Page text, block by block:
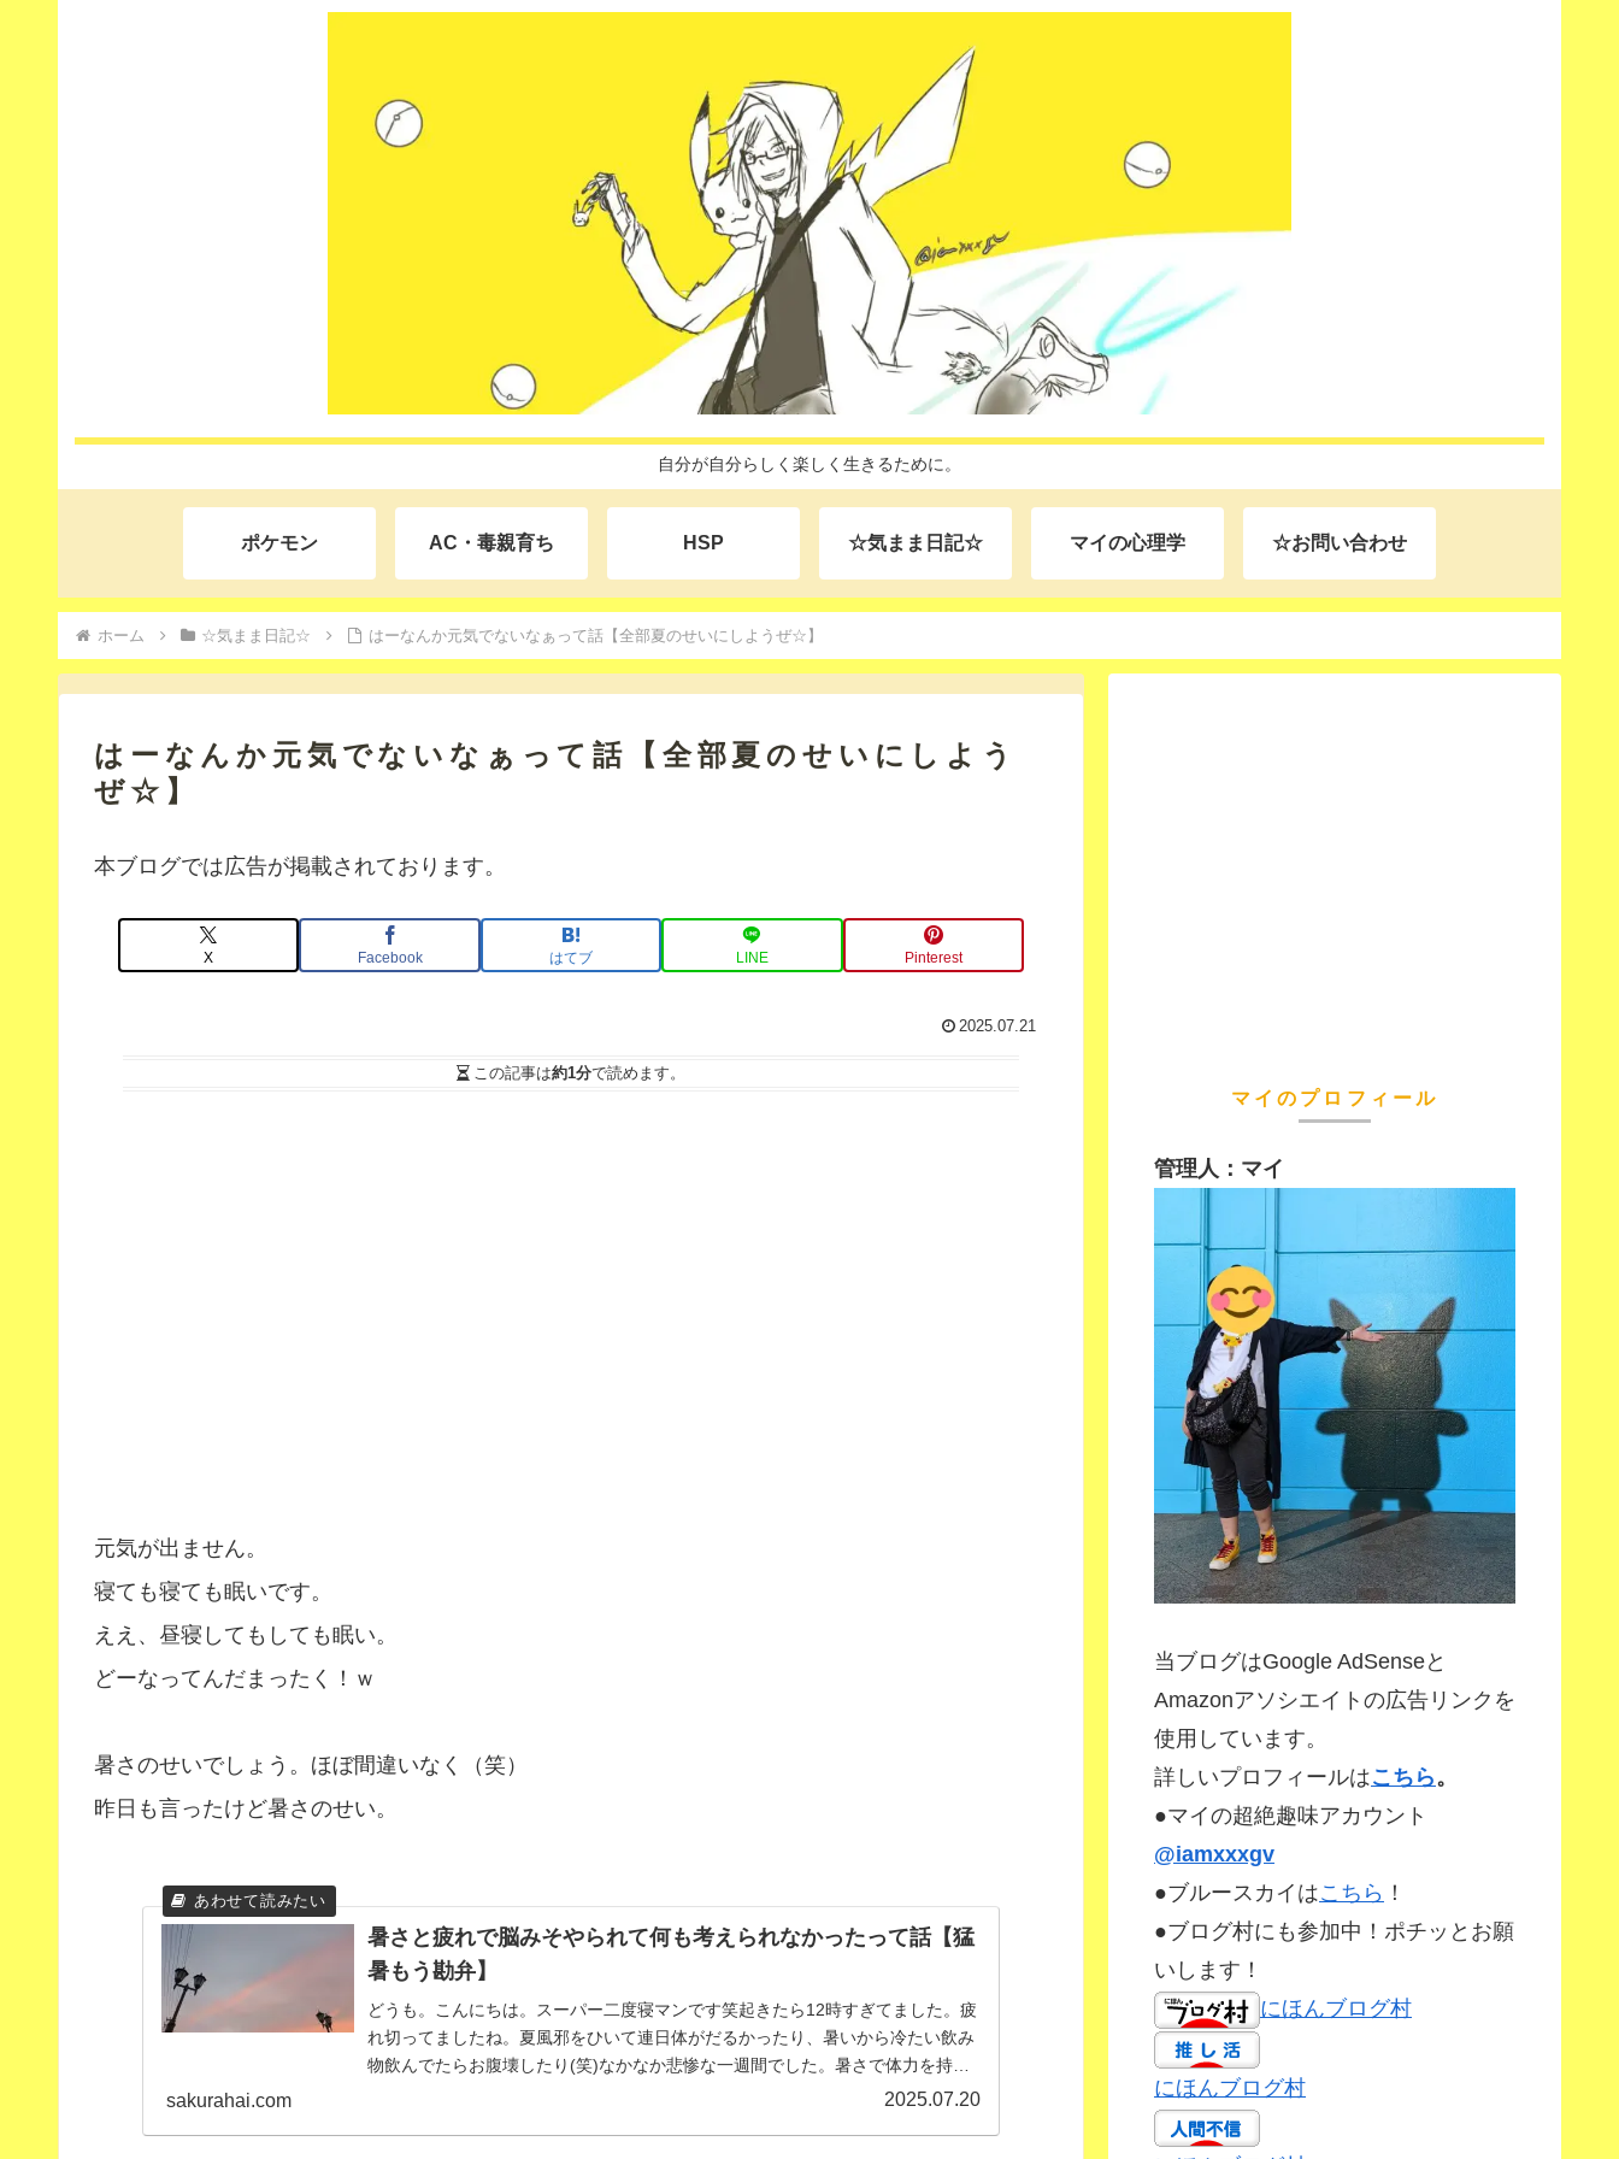
自分が自分らしく楽しく生きるために。
ポケモン AC・毒親育ち HSP ☆気まま日記☆ マイの心理学 ☆お問い合わせ
ホーム ☆気まま日記☆ はーなんか元気でないなぁって話【全部夏のせいにしようぜ☆】
はーなんか元気でないなぁって話【全部夏のせいにしよう
ぜ☆】
本ブログでは広告が掲載されております。
X Facebook はてブ LINE Pinterest
2025.07.21
この記事は約1分で読めます。
元気が出ません。
寝ても寝ても眠いです。
ええ、昼寝してもしても眠い。
どーなってんだまったく！ｗ
暑さのせいでしょう。ほぼ間違いなく（笑）
昨日も言ったけど暑さのせい。
暑さと疲れで脳みそやられて何も考えられなかったって話【猛
暑もう勘弁】
どうも。こんにちは。スーパー二度寝マンです笑起きたら12時すぎてました。疲
れ切ってましたね。夏風邪をひいて連日体がだるかったり、暑いから冷たい飲み
物飲んでたらお腹壊したり(笑)なかなか悲惨な一週間でした。暑さで体力を持っ
sakurahai.com 2025.07.20
マイのプロフィール
管理人：マイ
当ブログはGoogle AdSenseと
Amazonアソシエイトの広告リンクを
使用しています。
詳しいプロフィールはこちら。
●マイの超絶趣味アカウント
@iamxxxgv
●ブルースカイはこちら ！
●ブログ村にも参加中！ポチッとお願
いします！
にほんブログ村
にほんブログ村